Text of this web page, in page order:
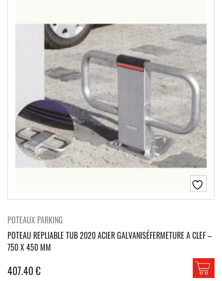
POTEAUX PARKING
POTEAU REPLIABLE TUB 2020 ACIER GALVANISÉFERMETURE A CLEF –
750 X 450 MM
407.40€